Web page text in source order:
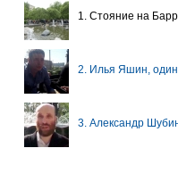
1. Стояние на
2. Илья Яшин,
3. Александр